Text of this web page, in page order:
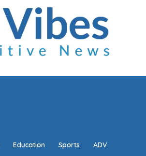
Education Sports ADV